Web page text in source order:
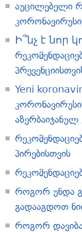
აუცილებელი
Ի՞նչ է նոր
Yeni
აზერბაიჯანულ
პირებისთვის
როგორ უნდა
გადააგდოთ
როგორ